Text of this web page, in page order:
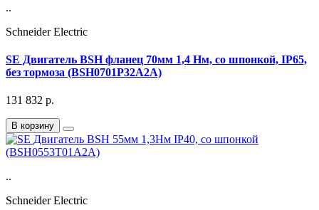
..
Schneider Electric
SE Двигатель BSH фланец 70мм 1,4 Нм, со шпонкой, IP65,
без тормоза (BSH0701P32A2A)
131 832 р.
В корзину
..
Schneider Electric